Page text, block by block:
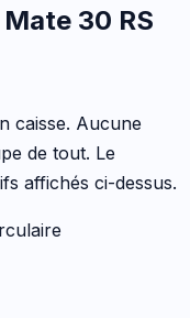
Mate 30 RS
caisse. Aucune
de tout. Le
affichés ci-dessus.